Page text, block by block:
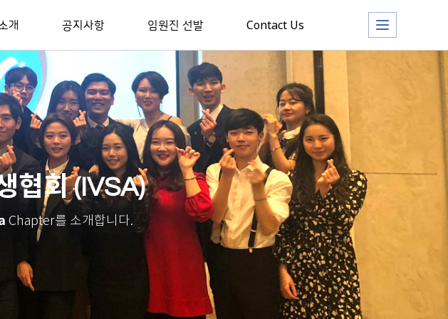
개 공지사항 임원진 선발 Contact Us
협회 (IVSA)
Chapter를 소개합니다.